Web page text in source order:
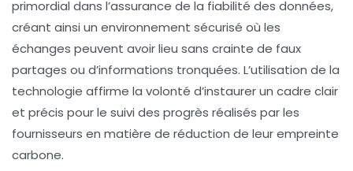
primordial dans l’assurance de la fiabilité des données,
créant ainsi un environnement sécurisé où les
échanges peuvent avoir lieu sans crainte de faux
partages ou d’informations tronquées. L’utilisation de la
technologie affirme la volonté d’instaurer un cadre clair
et précis pour le suivi des progrès réalisés par les
fournisseurs en matière de réduction de leur empreinte
carbone.